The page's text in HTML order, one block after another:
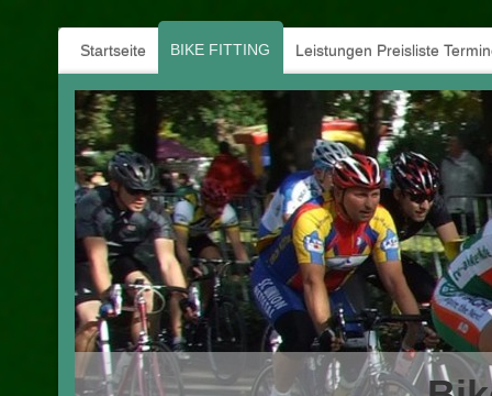
Startseite BIKE FITTING Leistungen Preisliste